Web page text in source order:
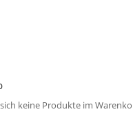
keine Produkte im